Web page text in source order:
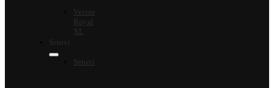
Vector
Royal
XL
Setovi
Setovi